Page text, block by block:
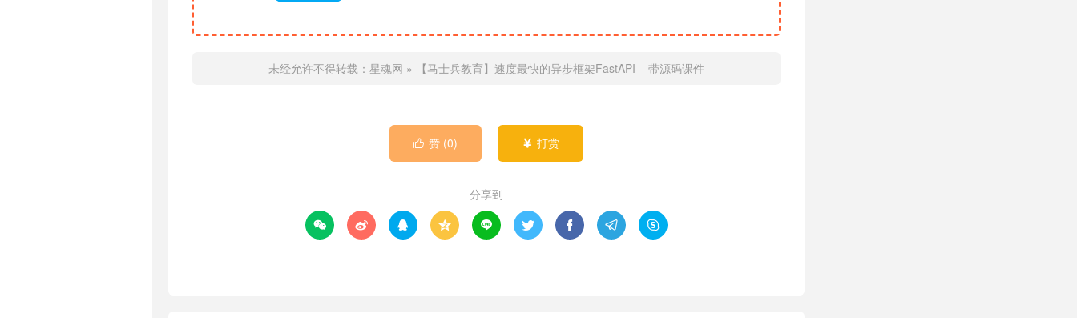
未经允许不得转载： 星魂网 » 【马士兵教育】速度最快的异步框架FastAPI – 带源码课件
 赞 (0)  打赏
分享到
        